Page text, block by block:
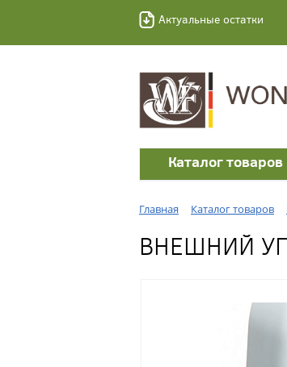
Актуальные остатки
Каталог товаров
Главная Каталог товаров
ВНЕШНИЙ